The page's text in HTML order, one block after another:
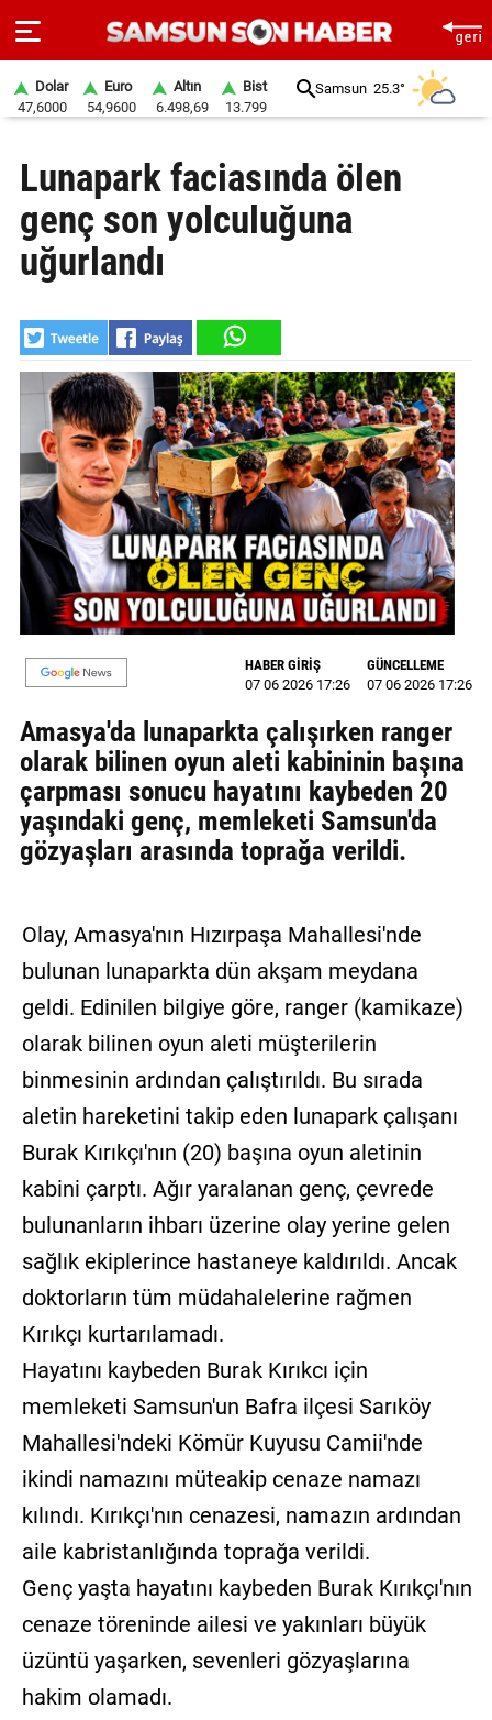
SAYFA
SAMSUN
HABER
GÜNDEM
SİYASET
EKONOMİ
DÜNYA
MAGAZİN
GALERİ
VİDEO
YAZARLAR
ULAŞIN
Künye
İletişim
Dolar
47,6000
Euro
54,9600
Altın
6.498,69
Bist
13.799
Samsun 25.3°
Lunapark faciasında ölen
genç son yolculuğuna
uğurlandı
HABER GİRİŞ
07 06 2026 17:26
GÜNCELLEME
07 06 2026 17:26
Amasya'da lunaparkta çalışırken ranger
olarak bilinen oyun aleti kabininin başına
çarpması sonucu hayatını kaybeden 20
yaşındaki genç, memleketi Samsun'da
gözyaşları arasında toprağa verildi.
Olay, Amasya'nın Hızırpaşa Mahallesi'nde
bulunan lunaparkta dün akşam meydana
geldi. Edinilen bilgiye göre, ranger (kamikaze)
olarak bilinen oyun aleti müşterilerin
binmesinin ardından çalıştırıldı. Bu sırada
aletin hareketini takip eden lunapark çalışanı
Burak Kırıkçı'nın (20) başına oyun aletinin
kabini çarptı. Ağır yaralanan genç, çevrede
bulunanların ihbarı üzerine olay yerine gelen
sağlık ekiplerince hastaneye kaldırıldı. Ancak
doktorların tüm müdahalelerine rağmen
Kırıkçı kurtarılamadı.
Hayatını kaybeden Burak Kırıkcı için
memleketi Samsun'un Bafra ilçesi Sarıköy
Mahallesi'ndeki Kömür Kuyusu Camii'nde
ikindi namazını müteakip cenaze namazı
kılındı. Kırıkçı'nın cenazesi, namazın ardından
aile kabristanlığında toprağa verildi.
Genç yaşta hayatını kaybeden Burak Kırıkçı'nın
cenaze töreninde ailesi ve yakınları büyük
üzüntü yaşarken, sevenleri gözyaşlarına
hakim olamadı.